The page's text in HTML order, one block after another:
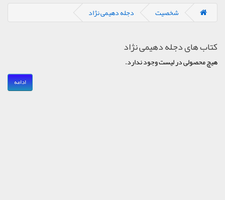
شخصیت دجله دهیمی نژاد
کتاب های دجله دهیمی نژاد
هیچ محصولی در لیست وجود ندارد.
ادامه